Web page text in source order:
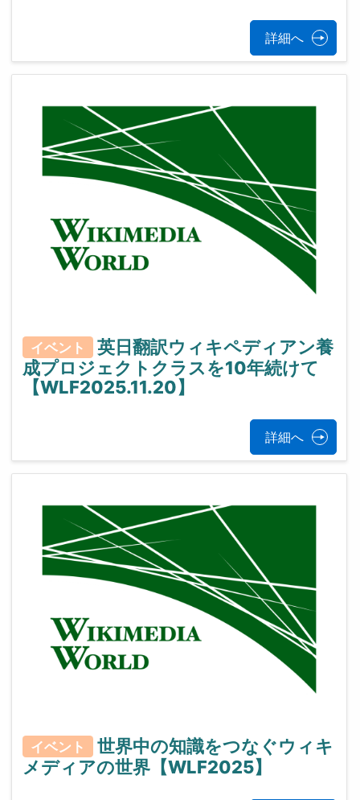
詳細へ
イベント
英日翻訳ウィキペディアン養
成プロジェクトクラスを10年続けて
【WLF2025.11.20】
詳細へ
イベント
世界中の知識をつなぐウィキ
メディアの世界【WLF2025】